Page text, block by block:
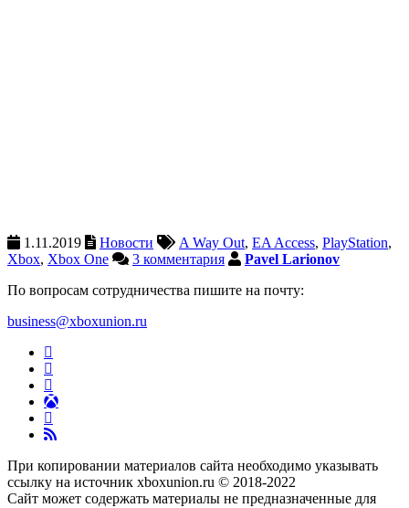
1.11.2019 Новости A Way Out, EA Access, PlayStation,
Xbox, Xbox One 3 комментария
Pavel Larionov
По вопросам сотрудничества пишите на почту:
business@xboxunion.ru
При копировании материалов сайта необходимо указывать
ссылку на источник xboxunion.ru © 2018-2022
Сайт может содержать материалы не предназначенные для